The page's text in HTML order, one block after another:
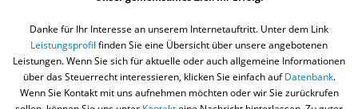
NORTHEIM KONTAKT
Danke für Ihr Interesse an unserem Internetauftritt. Unter dem Link
Leistungsprofil finden Sie eine Übersicht über unsere angebotenen
Leistungen. Wenn Sie sich für aktuelle oder auch allgemeine Informationen
über das Steuerrecht interessieren, klicken Sie einfach aufDatenbank.
Wenn Sie Kontakt mit uns aufnehmen möchten oder wir Sie zurückrufen